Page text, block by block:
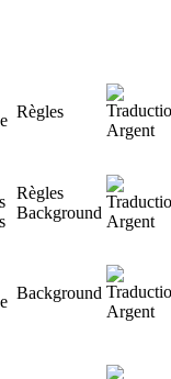
Règles
Règles
Background
Background